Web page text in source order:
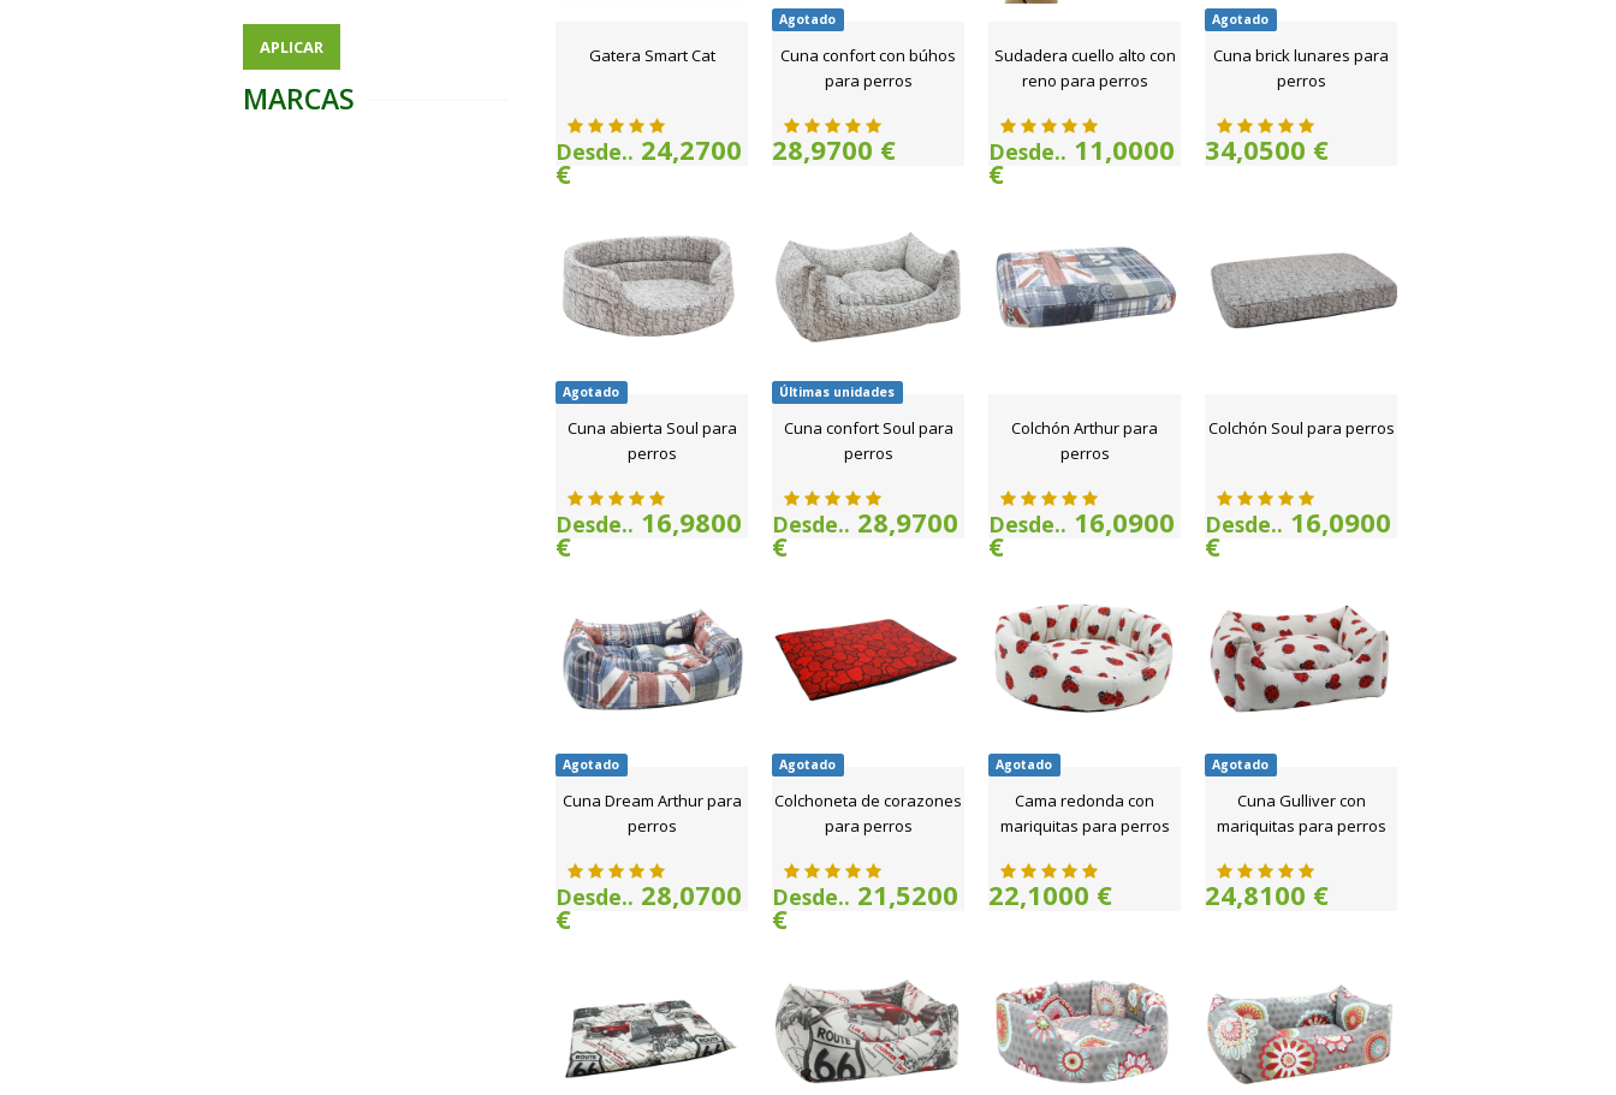
APLICAR
MARCAS
Gatera Smart Cat
Desde.. 24,2700
€
Agotado
Cuna confort con búhos
para perros
28,9700 €
Sudadera cuello alto con
reno para perros
Desde.. 11,0000
€
Agotado
Cuna brick lunares para
perros
34,0500 €
Agotado
Cuna abierta Soul para
perros
Desde.. 16,9800
€
Últimas unidades
Cuna confort Soul para
perros
Desde.. 28,9700
€
Colchón Arthur para
perros
Desde.. 16,0900
€
Colchón Soul para perros
Desde.. 16,0900
€
Agotado
Cuna Dream Arthur para
perros
Desde.. 28,0700
€
Agotado
Colchoneta de corazones
para perros
Desde.. 21,5200
€
Agotado
Cama redonda con
mariquitas para perros
22,1000 €
Agotado
Cuna Gulliver con
mariquitas para perros
24,8100 €